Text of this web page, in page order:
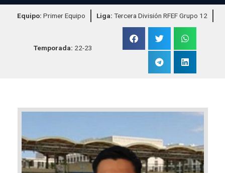
Equipo: Primer Equipo Liga: Tercera División RFEF Grupo 12
Temporada: 22-23